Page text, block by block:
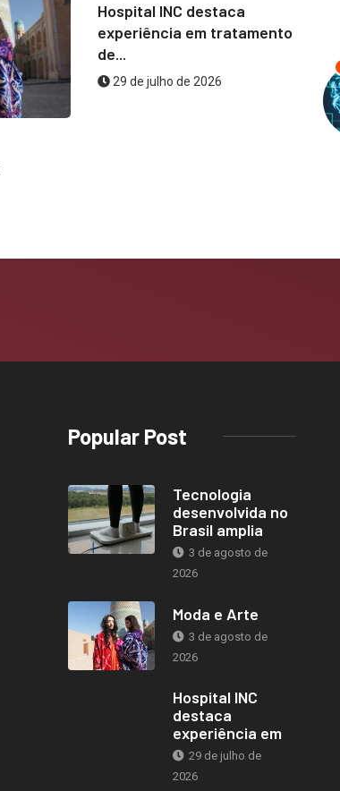
Hospital INC destaca
experiência em tratamento
de...
29 de julho de 2026
Popular Post
Tecnologia
desenvolvida no
Brasil amplia
3 de agosto de
2026
Moda e Arte
3 de agosto de
2026
Hospital INC
destaca
experiência em
29 de julho de
2026